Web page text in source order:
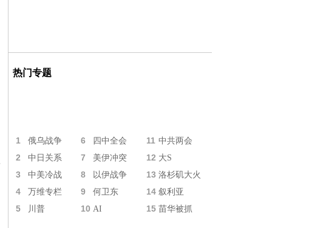
热门专题
1 俄乌战争 6 四中全会 11 中共两会
2 中日关系 7 美伊冲突 12 大S
3 中美冷战 8 以伊战争 13 洛杉矶大火
4 万维专栏 9 何卫东 14 叙利亚
5 川普 10 AI 15 苗华被抓